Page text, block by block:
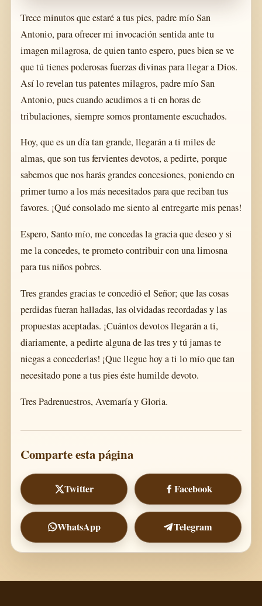
Trece minutos que estaré a tus pies, padre mío San
Antonio, para ofrecer mi invocación sentida ante tu
imagen milagrosa, de quien tanto espero, pues bien se ve
que tú tienes poderosas fuerzas divinas para llegar a Dios.
Así lo revelan tus patentes milagros, padre mío San
Antonio, pues cuando acudimos a ti en horas de
tribulaciones, siempre somos prontamente escuchados.
Hoy, que es un día tan grande, llegarán a ti miles de
almas, que son tus fervientes devotos, a pedirte, porque
sabemos que nos harás grandes concesiones, poniendo en
primer turno a los más necesitados para que reciban tus
favores. ¡Qué consolado me siento al entregarte mis penas!
Espero, Santo mío, me concedas la gracia que deseo y si
me la concedes, te prometo contribuir con una limosna
para tus niños pobres.
Tres grandes gracias te concedió el Señor; que las cosas
perdidas fueran halladas, las olvidadas recordadas y las
propuestas aceptadas. ¡Cuántos devotos llegarán a ti,
diariamente, a pedirte alguna de las tres y tú jamas te
niegas a concederlas! ¡Que llegue hoy a ti lo mío que tan
necesitado pone a tus pies éste humilde devoto.
Tres Padrenuestros, Avemaría y Gloria.
Comparte esta página
Twitter Facebook
WhatsApp Telegram